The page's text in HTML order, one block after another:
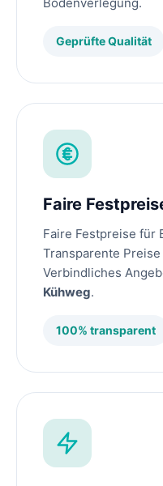
Geprüfte Qualität
Faire
Faire Festpreise für
Transparente
Verbindliches
Kühweg.
100% transparent